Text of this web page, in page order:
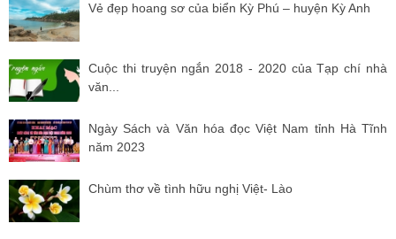
Vẻ đẹp hoang sơ của biển Kỳ Phú – huyện Kỳ Anh
Cuộc thi truyện ngắn 2018 - 2020 của Tạp chí nhà
văn...
Ngày Sách và Văn hóa đọc Việt Nam tỉnh Hà Tĩnh
năm 2023
Chùm thơ về tình hữu nghị Việt- Lào